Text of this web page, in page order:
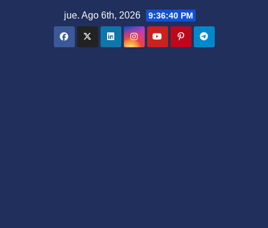
jue. Ago 6th, 2026 9:36:40 PM